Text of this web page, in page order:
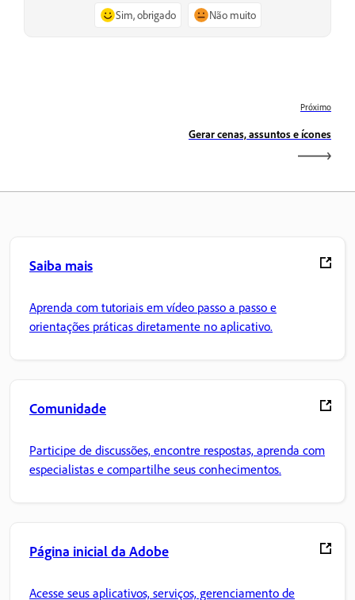
Sim, obrigado Não muito
Próximo
Gerar cenas, assuntos e ícones
Saiba mais
Aprenda com tutoriais em vídeo passo a passo e
orientações práticas diretamente no aplicativo.
Comunidade
Participe de discussões, encontre respostas, aprenda com
especialistas e compartilhe seus conhecimentos.
Página inicial da Adobe
Acesse seus aplicativos, serviços, gerenciamento de